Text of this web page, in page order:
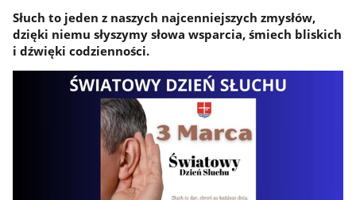
Słuch to jeden z naszych najcenniejszych zmysłów,
dzięki niemu słyszymy słowa wsparcia, śmiech bliskich
i dźwięki codzienności.